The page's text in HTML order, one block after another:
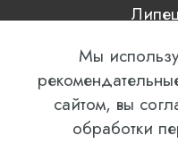
аналитический
закупок в
Мы
сайтом, вы
обработки